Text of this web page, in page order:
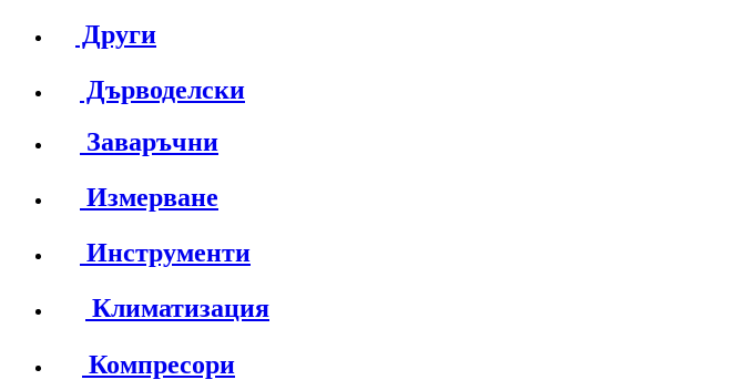
Други
Дърводелски
Заваръчни
Измерване
Инструменти
Климатизация
Компресори